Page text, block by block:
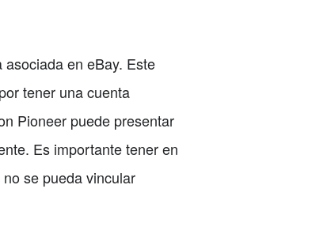
en eBay. Este
tener una cuenta
Pioneer puede presentar
Es importante tener en
se pueda vincular